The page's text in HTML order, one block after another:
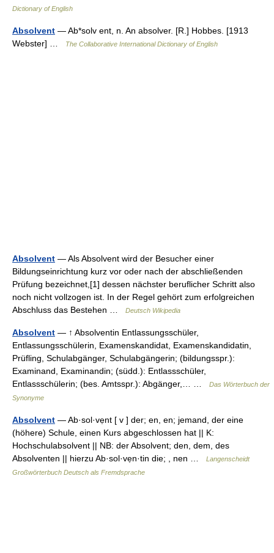
Dictionary of English
Absolvent — Ab*solv ent, n. An absolver. [R.] Hobbes. [1913
Webster] …
The Collaborative International Dictionary of English
Absolvent — Als Absolvent wird der Besucher einer
Bildungseinrichtung kurz vor oder nach der abschließenden
Prüfung bezeichnet,[1] dessen nächster beruflicher Schritt also
noch nicht vollzogen ist. In der Regel gehört zum erfolgreichen
Abschluss das Bestehen …
Deutsch Wikipedia
Absolvent — ↑ Absolventin Entlassungsschüler,
Entlassungsschülerin, Examenskandidat, Examenskandidatin,
Prüfling, Schulabgänger, Schulabgängerin; (bildungsspr.):
Examinand, Examinandin; (südd.): Entlassschüler,
Entlassschülerin; (bes. Amtsspr.): Abgänger,… …
Das Wörterbuch der
Synonyme
Absolvent — Ab·sol·vẹnt [ v ] der; en, en; jemand, der eine
(höhere) Schule, einen Kurs abgeschlossen hat || K:
Hochschulabsolvent || NB: der Absolvent; den, dem, des
Absolventen || hierzu Ab·sol·vẹn·tin die; , nen …
Langenscheidt
Großwörterbuch Deutsch als Fremdsprache